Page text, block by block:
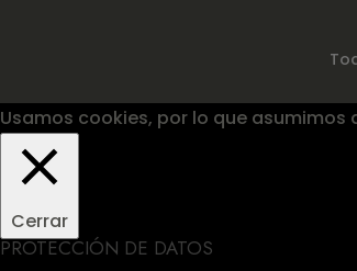
Usamos cookies, por lo que
Cerrar
PROTECCIÓN DE DATOS